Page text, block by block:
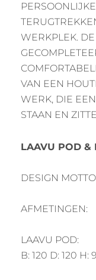
WERKPLEK.
VAN EEN
WERK, DIE
STAAN EN
LAAVU POD &
DESIGN
AFMETINGEN:
LAAVU POD:
B: 120 D: 120 H: